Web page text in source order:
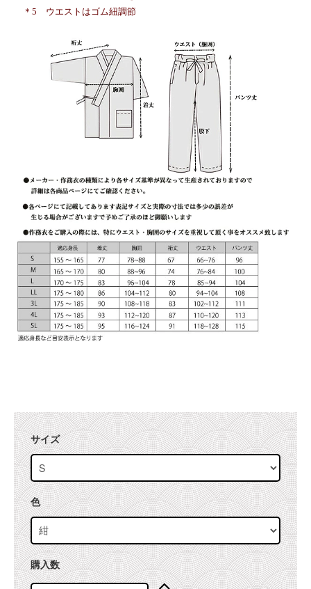
＊5 ウエストはゴム紐調節
サイズ
色
購入数